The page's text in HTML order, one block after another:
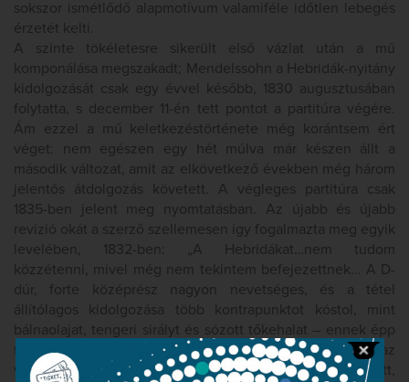
sokszor ismétlődő alapmotívum valamiféle időtlen lebegés
érzetét kelti.
A szinte tökéletesre sikerült első vázlat után a mű
komponálása megszakadt; Mendelssohn a Hebridák-nyitány
kidolgozását csak egy évvel később, 1830 augusztusában
folytatta, s december 11-én tett pontot a partitúra végére.
Ám ezzel a mű keletkezéstörténete még korántsem ért
véget: nem egészen egy hét múlva már készen állt a
második változat, amit az elkövetkező években még három
jelentős átdolgozás követett. A végleges partitúra csak
1835-ben jelent meg nyomtatásban. Az újabb és újabb
revízió okát a szerző szellemesen így fogalmazta meg egyik
levelében, 1832-ben: „A Hebridákat…nem tudom
közzétenni, mivel még nem tekintem befejezettnek… A D-
dúr, forte középrész nagyon nevetséges, és a tétel
állítólagos kidolgozása több kontrapunktot kóstol, mint
bálnaolajat, tengeri sirályt és sózott tőkehalat – ennek épp
fordítva kellene lennie.” Mendelssohn szándéka tehát az
volt, hogy a műben a Bach és Mozart zenékén nevelkedett,